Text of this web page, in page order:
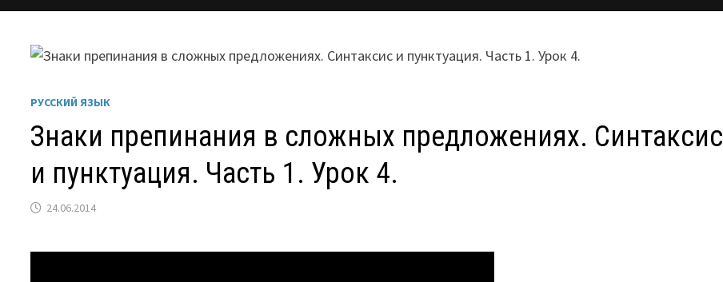
РУССКИЙ ЯЗЫК
Знаки препинания в сложных предложениях. Синтаксис
и пунктуация. Часть 1. Урок 4.
24.06.2014